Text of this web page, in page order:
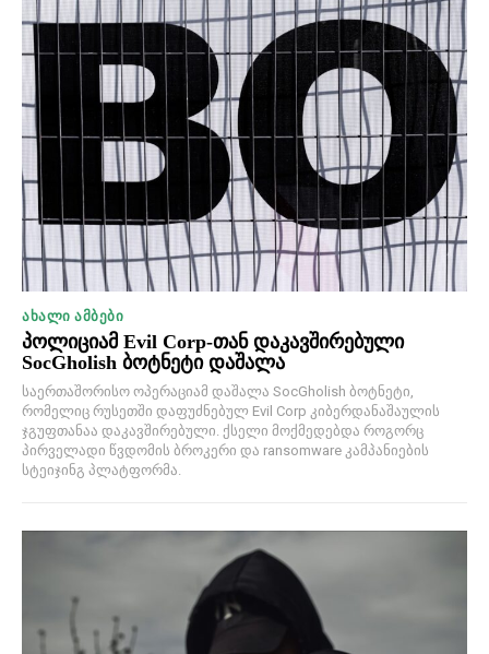
ᲐᲮᲐᲚᲘ ᲐᲛᲑᲔᲑᲘ
პოლიციამ Evil Corp-თან დაკავშირებული
SocGholish ბოტნეტი დაშალა
საერთაშორისო ოპერაციამ დაშალა SocGholish ბოტნეტი,
რომელიც რუსეთში დაფუძნებულ Evil Corp კიბერდანაშაულის
ჯგუფთანაა დაკავშირებული. ქსელი მოქმედებდა როგორც
პირველადი წვდომის ბროკერი და ransomware კამპანიების
სტეიჯინგ პლატფორმა.